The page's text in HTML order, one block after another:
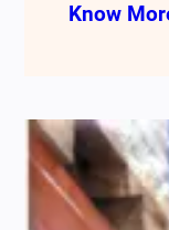
Know